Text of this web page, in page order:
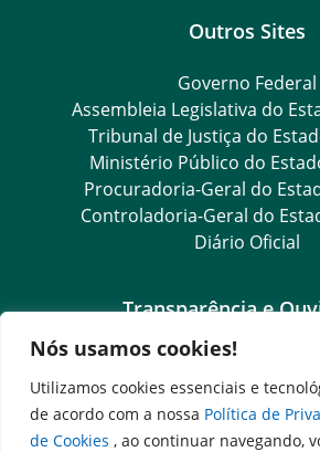
Nós usamos cookies!
Utilizamos cookies essenciais e
de acordo com a nossa Política de
de Cookies , ao continuar navegando,
Outros Sites
Governo Federal
Assembleia Legislativa do
Tribunal de Justiça do
Ministério Público do
Procuradoria-Geral do
Controladoria-Geral do
Diário Oficial
Transparência e
Goiás Transparência
Dados Abertos
Ouvidoria
Ouvidoria Geral